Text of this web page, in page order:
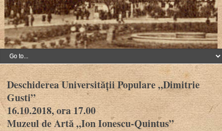
Deschiderea Universității Populare „Dimitrie
Gusti”
16.10.2018, ora 17.00
Muzeul de Artă „Ion Ionescu-Quintus”